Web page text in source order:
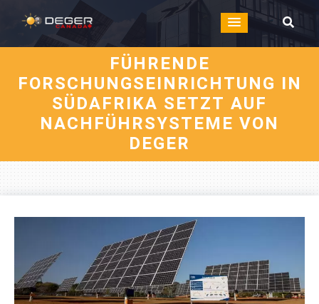
FÜHRENDE
FORSCHUNGSEINRICHTUNG IN
SÜDAFRIKA SETZT AUF
NACHFÜHRSYSTEME VON
DEGER